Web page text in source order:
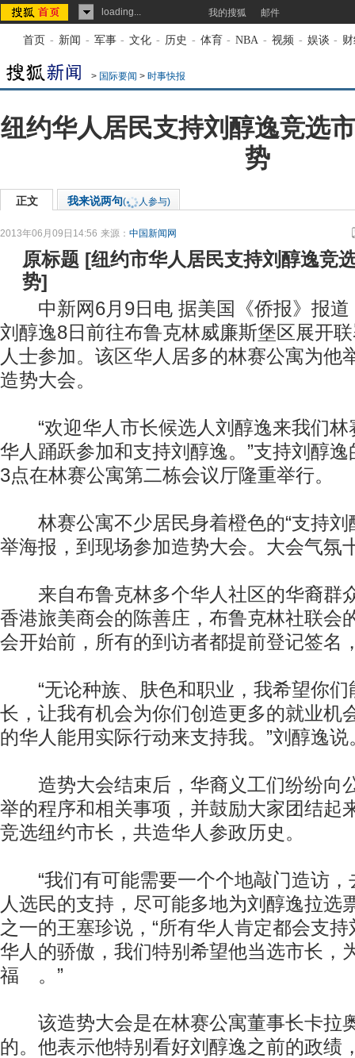
loading... 我的搜狐 邮件
首页 - 新闻 - 军事 - 文化 - 历史 - 体育 - NBA - 视频 - 娱谈 -
> 国际要闻 > 时事快报
纽约华人居民支持刘醇逸竞选
势
正文 我来说两句( 人参与)
2013年06月09日14:56 来源： 中国新闻网
原标题 [纽约市华人居民支持刘醇逸竞
势]
中新网6月9日电 据美国《侨报》报道
刘醇逸8日前往布鲁克林威廉斯堡区展开
人士参加。该区华人居多的林赛公寓为他
造势大会。
“欢迎华人市长候选人刘醇逸来我们林
华人踊跃参加和支持刘醇逸。”支持刘醇
3点在林赛公寓第二栋会议厅隆重举行。
林赛公寓不少居民身着橙色的“支持刘
举海报，到现场参加造势大会。大会气氛
来自布鲁克林多个华人社区的华裔群
香港旅美商会的陈善庄，布鲁克林社联会
会开始前，所有的到访者都提前登记签名
“无论种族、肤色和职业，我希望你们
长，让我有机会为你们创造更多的就业机
的华人能用实际行动来支持我。”刘醇逸说
造势大会结束后，华裔义工们纷纷向
举的程序和相关事项，并鼓励大家团结起
竞选纽约市长，共造华人参政历史。
“我们有可能需要一个个地敲门造访，
人选民的支持，尽可能多地为刘醇逸拉选
之一的王塞珍说，“所有华人肯定都会支
华人的骄傲，我们特别希望他当选市长，
福 。”
该造势大会是在林赛公寓董事长卡拉
的。他表示他特别看好刘醇逸之前的政绩